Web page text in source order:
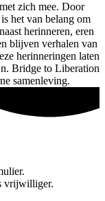
zich mee. Door
het van belang om
herinneren, eren
blijven verhalen van
herinneringen laten
Bridge to Liberation
samenleving.
vrijwilliger.